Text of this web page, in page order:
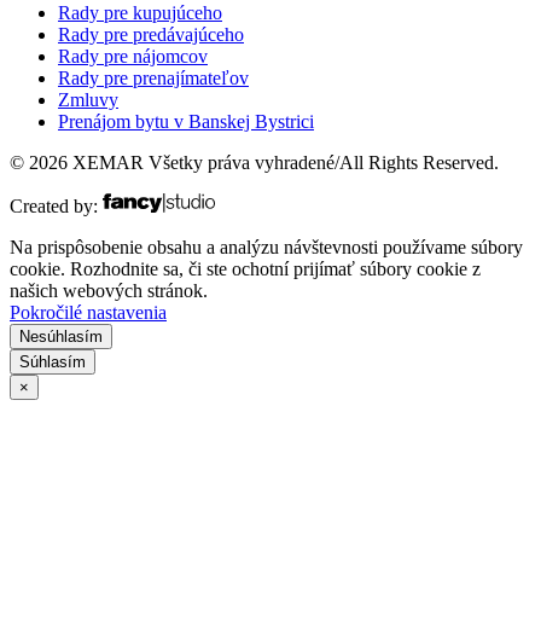
Rady pre kupujúceho
Rady pre predávajúceho
Rady pre nájomcov
Rady pre prenajímateľov
Zmluvy
Prenájom bytu v Banskej Bystrici
© 2026 XEMAR Všetky práva vyhradené/All Rights Reserved.
Created by:
Na prispôsobenie obsahu a analýzu návštevnosti používame súbory
cookie. Rozhodnite sa, či ste ochotní prijímať súbory cookie z
našich webových stránok.
Pokročilé nastavenia
Nesúhlasím
Súhlasím
×